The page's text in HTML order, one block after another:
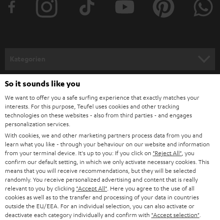
kannst du auch zwei ROCKSTER CROSS gemeinsam spielen lassen.
Natürlich ist auch ein separater AUX-Eingang vorhanden.
Lautsprecher ROCKSTER GO 2 genau das Richtige für dich! Diesen
wasserdichten Bluetooth-Lautsprecher kannst du mit jedem gängigen
leistungsstarken Batterie mit bis zu 28 Stunden Akkulaufzeit bei geringen
Ladezeiten, ist er ideal als Outdoor-Lautsprecher geeignet. Du kannst den
ROCKSTER GO 2 Bluetooth Lautsprecher daher einfach in den Rucksack
packen und zu deinem ständigen Begleiter machen. Am See oder auf
einer Poolparty kannst du diesen Lautsprecher sogar mit ins Wasser
nehmen. Der Clue am ROCKSTER GO 2 wireless Speaker: dieser Outdoor
Lautsprecher schwimmt und ist wasserdicht nach IP67. Durch den groß
dimensionierten Tieftöner hast du auch immer genügend Bass und die
Zwei Vollbereichs-Treiber sorgen für erstklassigen Stereo-Wiedergabe
dank Dynamore Technologie. Zusätzlich lassen sich zwei Lautsprecher
koppeln und spielen dann synchron. Und da uns das noch nicht genug war,
haben wir ein 1/4-Zoll-Gewinde an der Unterseite des Lautsprechers
HEIMKINO
HEIMKINO-KOMPLETTANLAGEN
SOUNDBARS
STEREO
SMART HOME
BLUETOOTH-LAUTSPRECHER
KOPFHÖRER
Unternehmen
SUPPORT
PRESSE & MARKETING
GESCHÄFTSKUNDEN
PARTNERPROGRAMM
BLOG
Teufel Onlineshops
DEUTSCHLAND
ÖSTERREICH
SCHWEIZ
NIEDERLANDE
So it sounds like you
We want to offer you a safe surfing experience that exactly matches your
interests. For this purpose, Teufel uses cookies and other tracking
technologies on these websites - also from third parties - and engages
personalization services.
With cookies, we and other marketing partners process data from you and
learn what you like - through your behaviour on our website and information
from your terminal device. It's up to you: If you click on "Reject All" , you
confirm our default setting, in which we only activate necessary cookies. This
means that you will receive recommendations, but they will be selected
randomly. You receive personalized advertising and content that is really
relevant to you by clicking "Accept All" . Here you agree to the use of all
cookies as well as to the transfer and processing of your data in countries
outside the EU/EEA. For an individual selection, you can also activate or
deactivate each category individually and confirm with "Accept selection"